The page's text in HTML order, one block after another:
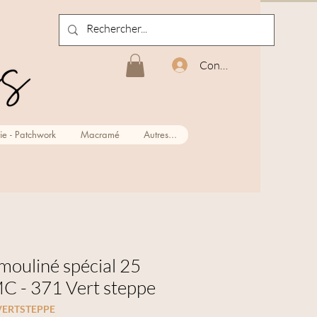
Connexion
- Patchwork Macramé Autres...
spécial 25
- 371 Vert steppe